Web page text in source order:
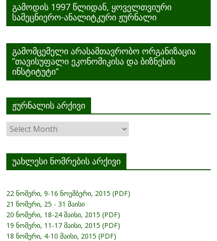
გამოდის 1997 წლიდან, ყოველთვიური
სამეცნიერო-ანალიტკური ჟურნალი
გამომცემელი არასამთავრობო ორგანიზაცია
”თავისუფალი ეკონომიკისა და ბიზნესის
ინსტიტუტი”
ჟურნალის არქივი
ჟურნალის
არქივი
უახლესი ნომრების არქივი
22 ნომერი, 9-16 ნოემბერი, 2015 (PDF)
21 ნომერი, 25 - 31 მაისი
20 ნომერი, 18-24 მაისი, 2015 (PDF)
19 ნომერი, 11-17 მაისი, 2015 (PDF)
18 ნომერი, 4-10 მაისი, 2015 (PDF)